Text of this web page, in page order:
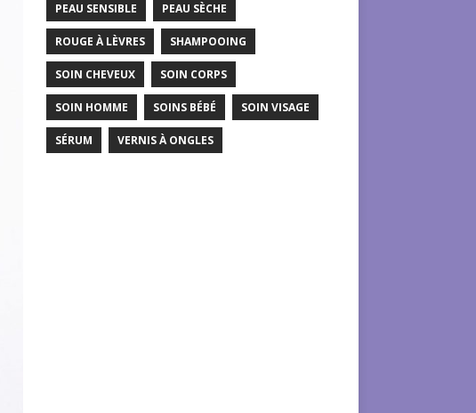
PEAU SENSIBLE PEAU SÈCHE
ROUGE À LÈVRES SHAMPOOING
SOIN CHEVEUX SOIN CORPS
SOIN HOMME SOINS BÉBÉ SOIN VISAGE
SÉRUM VERNIS À ONGLES